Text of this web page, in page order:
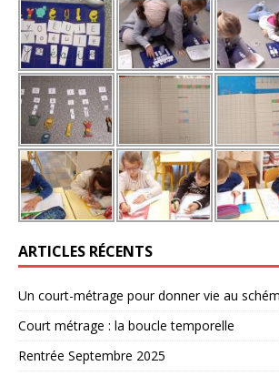
ARTICLES RÉCENTS
Un court-métrage pour donner vie au
Court métrage : la boucle temporelle
Rentrée Septembre 2025